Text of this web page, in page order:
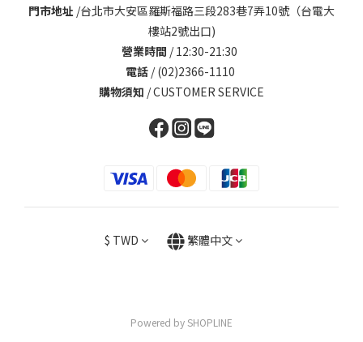
門市地址 /台北市大安區羅斯福路三段283巷7弄10號（台電大
樓站2號出口)
營業時間 / 12:30-21:30
電話 / (02)2366-1110
購物須知 /CUSTOMER SERVICE
$ TWD 繁體中文
Powered by SHOPLINE